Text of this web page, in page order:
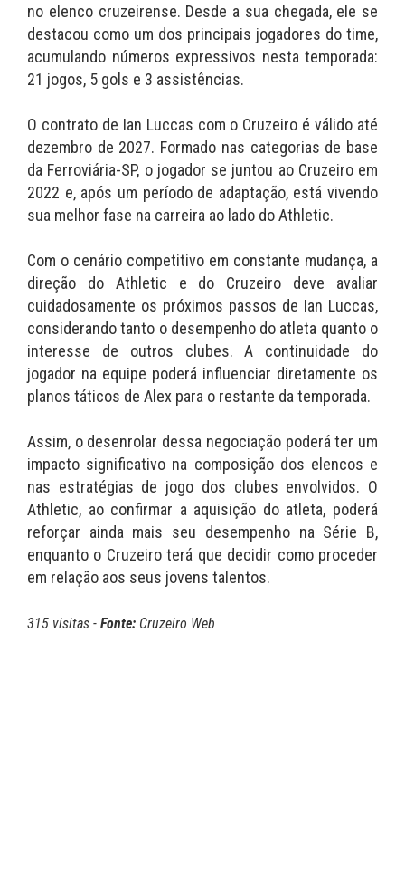
no elenco cruzeirense. Desde a sua chegada, ele se
destacou como um dos principais jogadores do time,
acumulando números expressivos nesta temporada:
21 jogos, 5 gols e 3 assistências.
O contrato de Ian Luccas com o Cruzeiro é válido até
dezembro de 2027. Formado nas categorias de base
da Ferroviária-SP, o jogador se juntou ao Cruzeiro em
2022 e, após um período de adaptação, está vivendo
sua melhor fase na carreira ao lado do Athletic.
Com o cenário competitivo em constante mudança, a
direção do Athletic e do Cruzeiro deve avaliar
cuidadosamente os próximos passos de Ian Luccas,
considerando tanto o desempenho do atleta quanto o
interesse de outros clubes. A continuidade do
jogador na equipe poderá influenciar diretamente os
planos táticos de Alex para o restante da temporada.
Assim, o desenrolar dessa negociação poderá ter um
impacto significativo na composição dos elencos e
nas estratégias de jogo dos clubes envolvidos. O
Athletic, ao confirmar a aquisição do atleta, poderá
reforçar ainda mais seu desempenho na Série B,
enquanto o Cruzeiro terá que decidir como proceder
em relação aos seus jovens talentos.
315 visitas - Fonte: Cruzeiro Web